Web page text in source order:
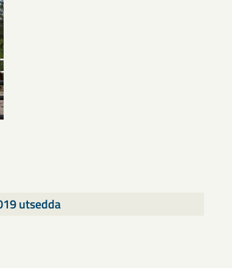
utsedda